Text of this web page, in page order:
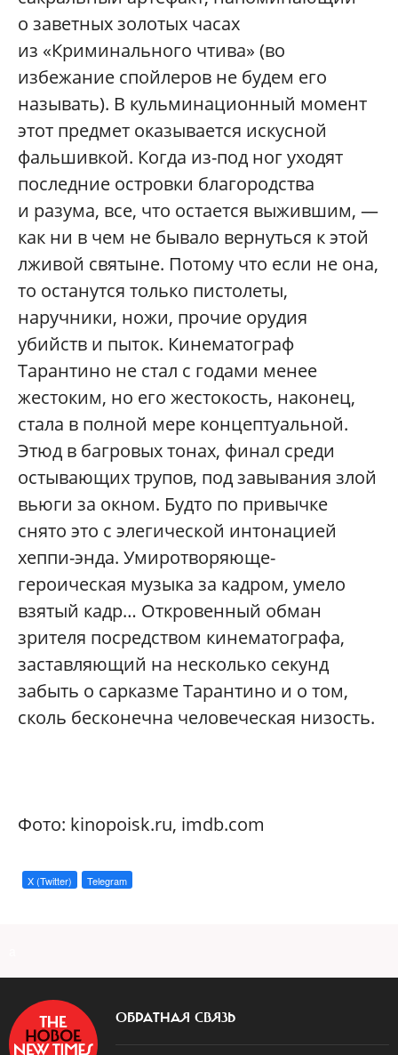
о заветных золотых часах
из «Криминального чтива» (во
избежание спойлеров не будем его
называть). В кульминационный момент
этот предмет оказывается искусной
фальшивкой. Когда из-под ног уходят
последние островки благородства
и разума, все, что остается выжившим, —
как ни в чем не бывало вернуться к этой
лживой святыне. Потому что если не она,
то останутся только пистолеты,
наручники, ножи, прочие орудия
убийств и пыток. Кинематограф
Тарантино не стал с годами менее
жестоким, но его жестокость, наконец,
стала в полной мере концептуальной.
Этюд в багровых тонах, финал среди
остывающих трупов, под завывания злой
вьюги за окном. Будто по привычке
снято это с элегической интонацией
хеппи-энда. Умиротворяюще-
героическая музыка за кадром, умело
взятый кадр… Откровенный обман
зрителя посредством кинематографа,
заставляющий на несколько секунд
забыть о сарказме Тарантино и о том,
сколь бесконечна человеческая низость.
Фото: kinopoisk.ru, imdb.com
X (Twitter) Telegram
ОБРАТНАЯ СВЯЗЬ